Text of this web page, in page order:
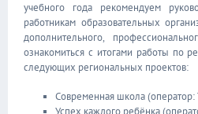
учебного года рекомендуем
работникам образовательных
дополнительного,
ознакомиться с итогами работы по
следующих региональных проектов:
Современная школа
Успех каждого ребёнка